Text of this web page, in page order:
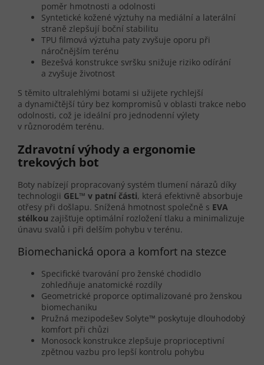
poměr hmotnosti a odolnosti
Syntetické kožené výztuhy na mediální a laterální
straně zlepšují boční stabilitu
TPU filmová výztuha paty zvyšuje oporu při
náročnějším terénu
Bezešvá konstrukce svršku snižuje riziko odírání
a zvyšuje životnost
S těmito ultralehlými botami si užijete rychlejší
a dynamičtější túry bez kompromisů v oblasti trakce nebo
odolnosti, což je ideální pro jednodenní výlety
v různorodém terénu.
Zdravotní výhody a ergonomie
trekových bot
Boty nabízejí propracovaný systém tlumení nárazů díky
technologii GEL™ v patní části, která efektivně absorbuje
otřesy při došlapu. Snížená hmotnost společně s EVA
stélkou zajišťuje optimální rozložení tlaku a minimalizuje
únavu svalů i při delším pohybu v terénu.
Biomechanická opora a komfort na stezce
Specifické tvarování pro ženské chodidlo
zohledňuje anatomické rozdíly
Geometrické proporce optimalizované pro ženskou
biomechaniku
Pružná mezipodešev Solyte™ poskytuje dlouhodobý
komfort při chůzi
Monosock konstrukce zlepšuje proprioceptivní
zpětnou vazbu pro lepší kontrolu pohybu